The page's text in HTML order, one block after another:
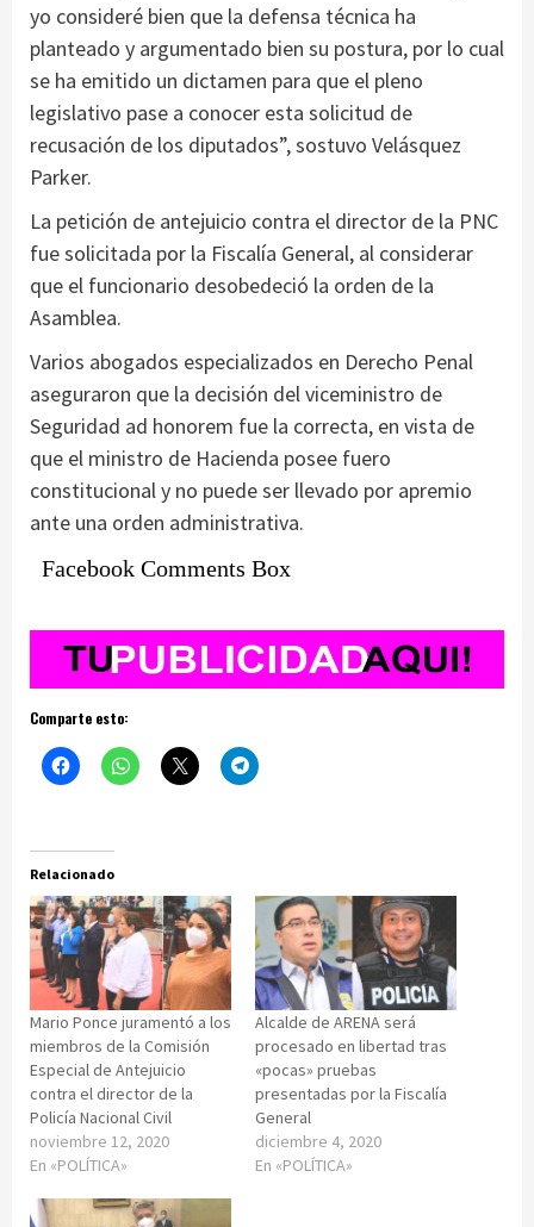
yo consideré bien que la defensa técnica ha
planteado y argumentado bien su postura, por lo cual
se ha emitido un dictamen para que el pleno
legislativo pase a conocer esta solicitud de
recusación de los diputados”, sostuvo Velásquez
Parker.
La petición de antejuicio contra el director de la PNC
fue solicitada por la Fiscalía General, al considerar
que el funcionario desobedeció la orden de la
Asamblea.
Varios abogados especializados en Derecho Penal
aseguraron que la decisión del viceministro de
Seguridad ad honorem fue la correcta, en vista de
que el ministro de Hacienda posee fuero
constitucional y no puede ser llevado por apremio
ante una orden administrativa.
Facebook Comments Box
Comparte esto:
Relacionado
Mario Ponce juramentó a los
miembros de la Comisión
Especial de Antejuicio
contra el director de la
Policía Nacional Civil
noviembre 12, 2020
En «POLÍTICA»
Alcalde de ARENA será
procesado en libertad tras
«pocas» pruebas
presentadas por la Fiscalía
General
diciembre 4, 2020
En «POLÍTICA»